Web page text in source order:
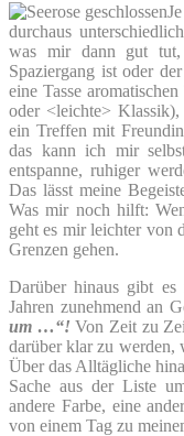
durchaus
was mir dann gut
Spaziergang ist oder
eine Tasse
oder <leichte>
ein Treffen mit
das kann ich mir
entspanne, ruhiger
Das lässt meine
Was mir noch hilft:
geht es mir leichter von
Grenzen gehen.
Darüber hinaus gibt
Jahren zunehmend an
um …“! Von Zeit zu
darüber klar zu werden,
Über das Alltägliche
Sache aus der Liste
andere Farbe, eine
von einem Tag zu